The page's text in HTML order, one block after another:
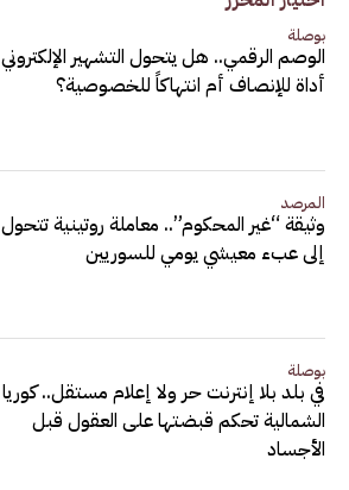
بوصلة
الوصم الرقمي.. هل يتحول التشهير الإلكتروني
أداة للإنصاف أم انتهاكاً للخصوصية؟
المرصد
وثيقة “غير المحكوم”.. معاملة روتينية تتحول
إلى عبء معيشي يومي للسوريين
بوصلة
في بلد بلا إنترنت حر ولا إعلام مستقل.. كوريا
الشمالية تحكم قبضتها على العقول قبل
الأجساد